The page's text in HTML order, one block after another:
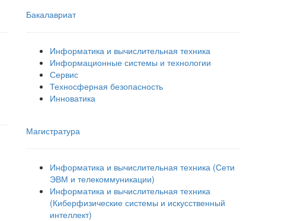
Бакалавриат
Информатика и вычислительная техника
Информационные системы и технологии
Сервис
Техносферная безопасность
Инноватика
Магистратура
Информатика и вычислительная техника (Сети
ЭВМ и телекоммуникации)
Информатика и вычислительная техника
(Киберфизические системы и искусственный
интеллект)